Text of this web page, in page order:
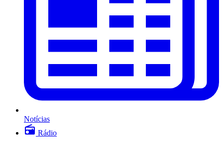
Notícias
Rádio